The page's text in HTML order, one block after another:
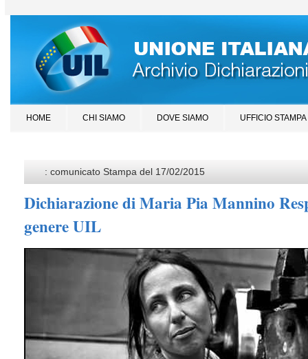
HOME CHI SIAMO DOVE SIAMO UFFICIO STAMPA
: comunicato Stampa del 17/02/2015
Dichiarazione di Maria Pia Mannino
genere UIL